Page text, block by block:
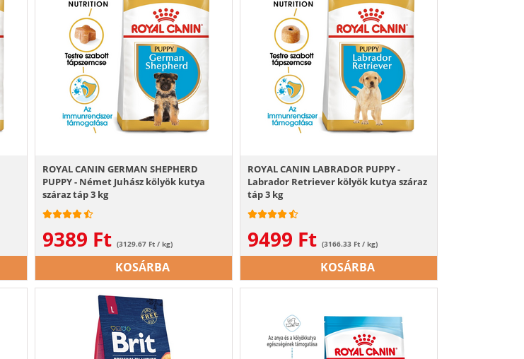
ROYAL CANIN GERMAN SHEPHERD
PUPPY - Német Juhász kölyök kutya
száraz táp 3 kg
9389 Ft (3129.67 Ft / kg)
KOSÁRBA
ROYAL CANIN LABRADOR PUPPY -
Labrador Retriever kölyök kutya száraz
táp 3 kg
9499 Ft (3166.33 Ft / kg)
KOSÁRBA